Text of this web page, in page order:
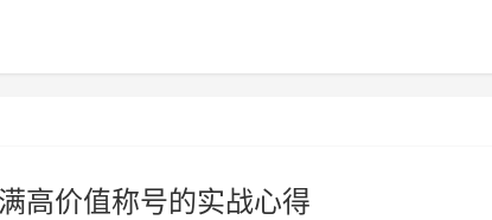
高价值称号的实战心得